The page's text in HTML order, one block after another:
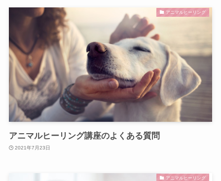
アニマルヒーリング
アニマルヒーリング講座のよくある質問
2021年7月23日
アニマルヒーリング